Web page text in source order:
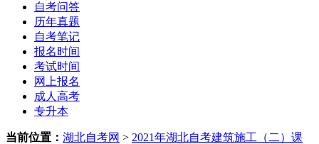
自考问答
历年真题
自考笔记
报名时间
考试时间
网上报名
成人高考
专升本
当前位置： 湖北自考网 > 2021年湖北自考建筑施工（二）课